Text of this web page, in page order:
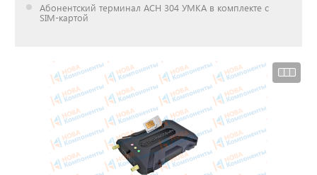
г. Нижний Новгород
Акции. Скидки.
Спецпредложения.
Узнать подробнее...
Абонентский терминал АСН 304 УМКА в комплекте с
SIM-картой